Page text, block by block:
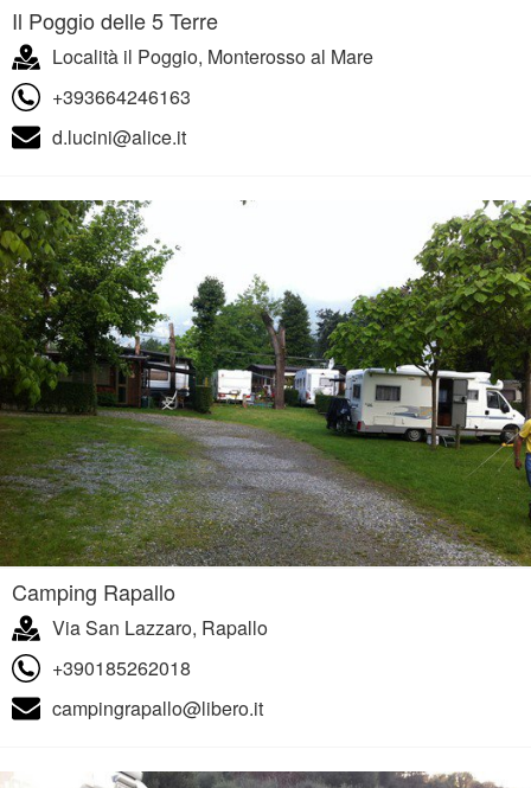
Il Poggio delle 5 Terre
Località il Poggio, Monterosso al Mare
+393664246163
d.lucini@alice.it
Camping Rapallo
Via San Lazzaro, Rapallo
+390185262018
campingrapallo@libero.it